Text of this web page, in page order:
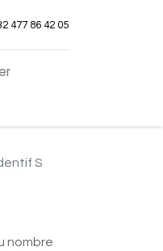
477 86 42 05
S
nombre